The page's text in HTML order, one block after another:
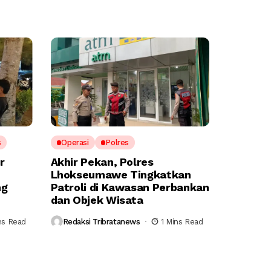
Read
Operasi Polres
Akhir Pekan, Polres
Lhokseumawe Tingkatkan
Patroli di Kawasan Perbankan
dan Objek Wisata
Redaksi Tribratanews 1 Mins Read